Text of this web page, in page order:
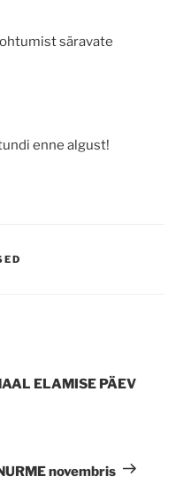
säravate
enne algust!
ELAMISE PÄEV
novembris